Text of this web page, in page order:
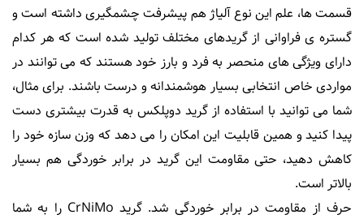
قسمت ها، علم این نوع آلیاژ هم پیشرفت چشمگیری داشته است و
گستره ی فراوانی از گریدهای مختلف تولید شده است که هر کدام
دارای ویژگی های منحصر به فرد و بارز خود هستند که می توانند در
مواردی خاص انتخابی بسیار هوشمندانه و درست باشند. برای مثال،
شما می توانید با استفاده از گرید دوپلکس به قدرت بیشتری دست
پیدا کنید و همین قابلیت این امکان را می دهد که وزن سازه خود را
کاهش دهید، حتی مقاومت این گرید در برابر خوردگی هم بسیار
بالاتر است.
حرف از مقاومت در برابر خوردگی شد. گرید CrNiMo را به شما